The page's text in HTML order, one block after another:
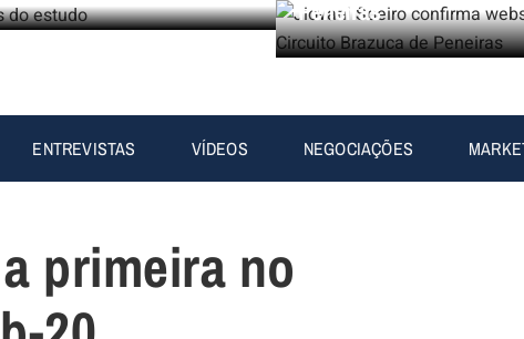
Peneiras
ENTREVISTAS VÍDEOS NEGOCIAÇÕES
primeira no